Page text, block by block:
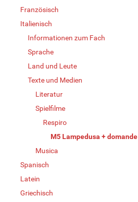
Französisch
Italienisch
Informationen zum Fach
Sprache
Land und Leute
Texte und Medien
Literatur
Spielfilme
Respiro
M5 Lampedusa + domande
Musica
Spanisch
Latein
Griechisch